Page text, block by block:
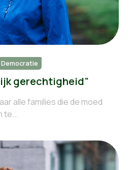
Democratie
gerechtigheid”
alle families die de moed
te...